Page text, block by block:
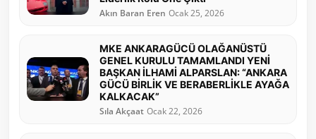
Akın Baran Eren Ocak 25, 2026
MKE ANKARAGÜCÜ OLAĞANÜSTÜ
GENEL KURULU TAMAMLANDI YENİ
BAŞKAN İLHAMİ ALPARSLAN: “ANKARA
GÜCÜ BİRLİK VE BERABERLİKLE AYAĞA
KALKACAK”
Sıla Akçaat Ocak 22, 2026